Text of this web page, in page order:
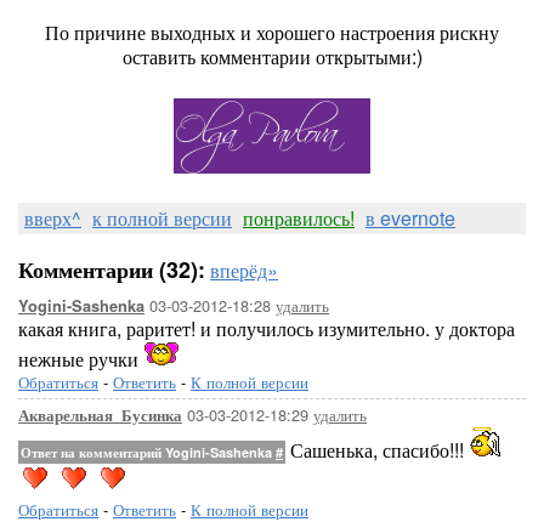
По причине выходных и хорошего настроения рискну
оставить комментарии открытыми:)
вверх^ к полной версии понравилось! в evernote
Комментарии (32): вперёд»
Yogini-Sashenka 03-03-2012-18:28 удалить
какая книга, раритет! и получилось изумительно. у доктора
нежные ручки
Обратиться - Ответить - К полной версии
Акварельная_Бусинка 03-03-2012-18:29 удалить
Ответ на комментарий Yogini-Sashenka # Сашенька, спасибо!!!
Обратиться - Ответить - К полной версии